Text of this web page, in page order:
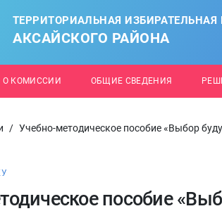
ТЕРРИТОРИАЛЬНАЯ
АКСАЙСКОГО РАЙОНА
О КОМИССИИ ОБЩИЕ СВЕДЕНИЯ
/ Учебно-методическое пособие «Выбор
пособие